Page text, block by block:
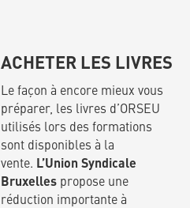
ACHETER LES LIVRES
Le façon à encore mieux vous
préparer, les livres d’ORSEU
utilisés lors des formations
sont disponibles à la
vente. L’Union Syndicale
Bruxellespropose une
réduction importante à